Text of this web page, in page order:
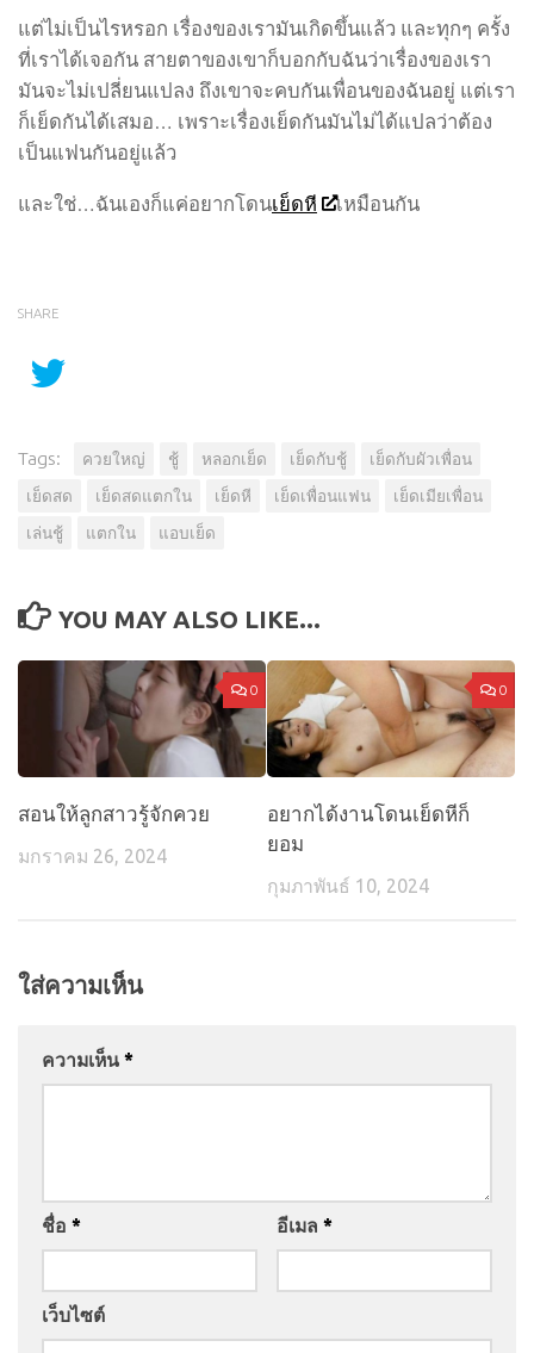
แต่ไม่เป็นไรหรอก เรื่องของเรามันเกิดขึ้นแล้ว และทุกๆ ครั้ง
ที่เราได้เจอกัน สายตาของเขาก็บอกกับฉันว่าเรื่องของเรา
มันจะไม่เปลี่ยนแปลง ถึงเขาจะคบกันเพื่อนของฉันอยู่ แต่เรา
ก็เย็ดกันได้เสมอ… เพราะเรื่องเย็ดกันมันไม่ได้แปลว่าต้อง
เป็นแฟนกันอยู่แล้ว
และใช่…ฉันเองก็แค่อยากโดนเย็ดหี เหมือนกัน
SHARE
Tags: ควยใหญ่ ชู้ หลอกเย็ด เย็ดกับชู้
เย็ดกับผัวเพื่อน
เย็ดสด
เย็ดสดแตกใน เย็ดหี เย็ดเพื่อนแฟน
เย็ดเมียเพื่อน
เล่นชู้
แตกใน แอบเย็ด
YOU MAY ALSO LIKE...
0
สอนให้ลูกสาวรู้จักควย
มกราคม 26, 2024
0
อยากได้งานโดนเย็ดหีก็
ยอม
กุมภาพันธ์ 10, 2024
ใส่ความเห็น
ความเห็น *
ชื่อ * อีเมล *
เว็บไซต์